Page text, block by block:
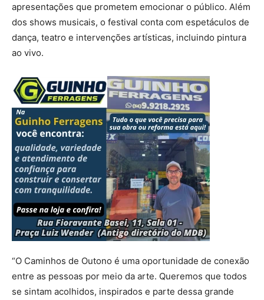
apresentações que prometem emocionar o público. Além
dos shows musicais, o festival conta com espetáculos de
dança, teatro e intervenções artísticas, incluindo pintura
ao vivo.
“O Caminhos de Outono é uma oportunidade de conexão
entre as pessoas por meio da arte. Queremos que todos
se sintam acolhidos, inspirados e parte dessa grande